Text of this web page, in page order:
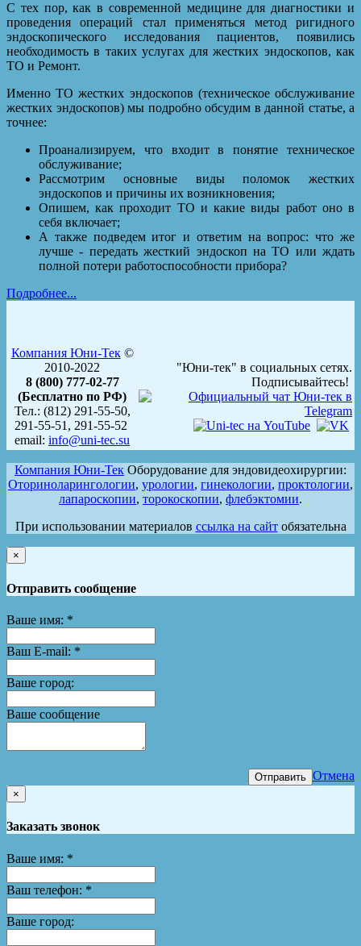
С тех пор, как в современной медицине для диагностики и
проведения операций стал применяться метод ригидного
эндоскопического исследования пациентов, появились
необходимость в таких услугах для жестких эндоскопов, как
ТО и Ремонт.
Именно ТО жестких эндоскопов (техническое обслуживание
жестких эндоскопов) мы подробно обсудим в данной статье, а
точнее:
Проанализируем, что входит в понятие техническое
обслуживание;
Рассмотрим основные виды поломок жестких
эндоскопов и причины их возникновения;
Опишем, как проходит ТО и какие виды работ оно в
себя включает;
А также подведем итог и ответим на вопрос: что же
лучше - передать жесткий эндоскоп на ТО или ждать
полной потери работоспособности прибора?
Подробнее...
Компания Юни-Тек©
2010-2022
8 (800) 777-02-77
(Бесплатно по РФ)
Тел.: (812) 291-55-50,
291-55-51, 291-55-52
email: info@uni-tec.su
"Юни-тек" в социальных сетях.
Подписывайтесь!
Компания Юни-Тек Оборудование для эндовидеохирургии:
Оториноларингологии, урологии, гинекологии, проктологии,
лапароскопии, торокоскопии, флебэктомии.
При использовании материалов ссылка на сайтобязательна
×
Отправить сообщение
Ваше имя: *
Ваш E-mail: *
Ваше город:
Ваше сообщение
Отправить Отмена
×
Заказать звонок
Ваше имя: *
Ваш телефон: *
Ваше город: